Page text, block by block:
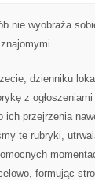
nie wyobraża
dzienniku
z
ich przejrzenia
te rubryki,
formując